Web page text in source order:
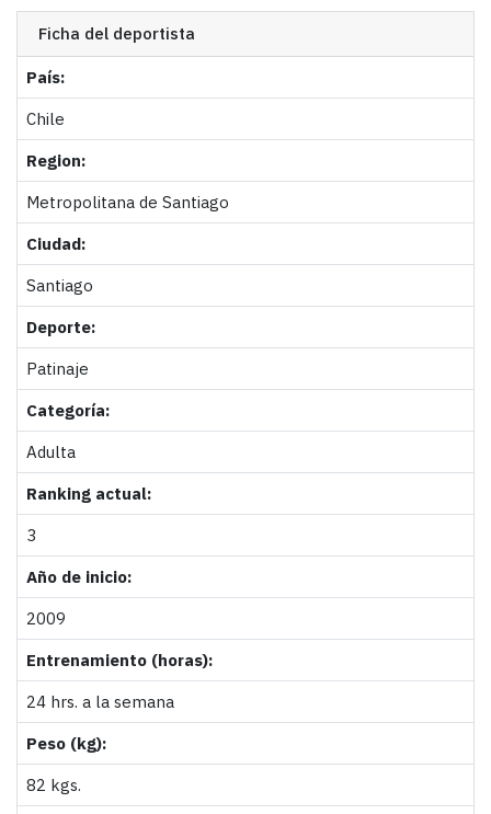
Ficha del deportista
País:
Chile
Region:
Metropolitana de Santiago
Ciudad:
Santiago
Deporte:
Patinaje
Categoría:
Adulta
Ranking actual:
3
Año de inicio:
2009
Entrenamiento (horas):
24 hrs. a la semana
Peso (kg):
82 kgs.